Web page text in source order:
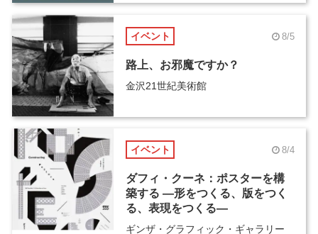
イベント 8/5
路上、お邪魔ですか？
金沢21世紀美術館
イベント 8/4
ダフィ・クーネ：ポスターを構
築する ―形をつくる、版をつく
る、表現をつくる―
ギンザ・グラフィック・ギャラリー